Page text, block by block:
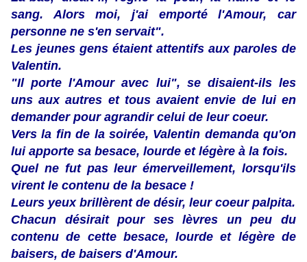
sang. Alors moi, j'ai emporté l'Amour, car
personne ne s'en servait".
Les jeunes gens étaient attentifs aux paroles de
Valentin.
"Il porte l'Amour avec lui", se disaient-ils les
uns aux autres et tous avaient envie de lui en
demander pour agrandir celui de leur coeur.
Vers la fin de la soirée, Valentin demanda qu'on
lui apporte sa besace, lourde et légère à la fois.
Quel ne fut pas leur émerveillement, lorsqu'ils
virent le contenu de la besace !
Leurs yeux brillèrent de désir, leur coeur palpita.
Chacun désirait pour ses lèvres un peu du
contenu de cette besace, lourde et légère de
baisers, de baisers d'Amour.